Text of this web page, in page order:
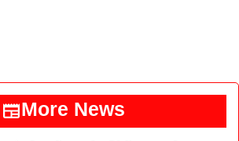
More News